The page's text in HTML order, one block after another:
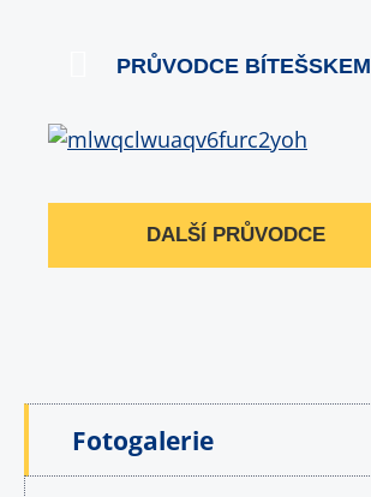
PRŮVODCE BÍTEŠSKEM
DALŠÍ PRŮVODCE
Fotogalerie